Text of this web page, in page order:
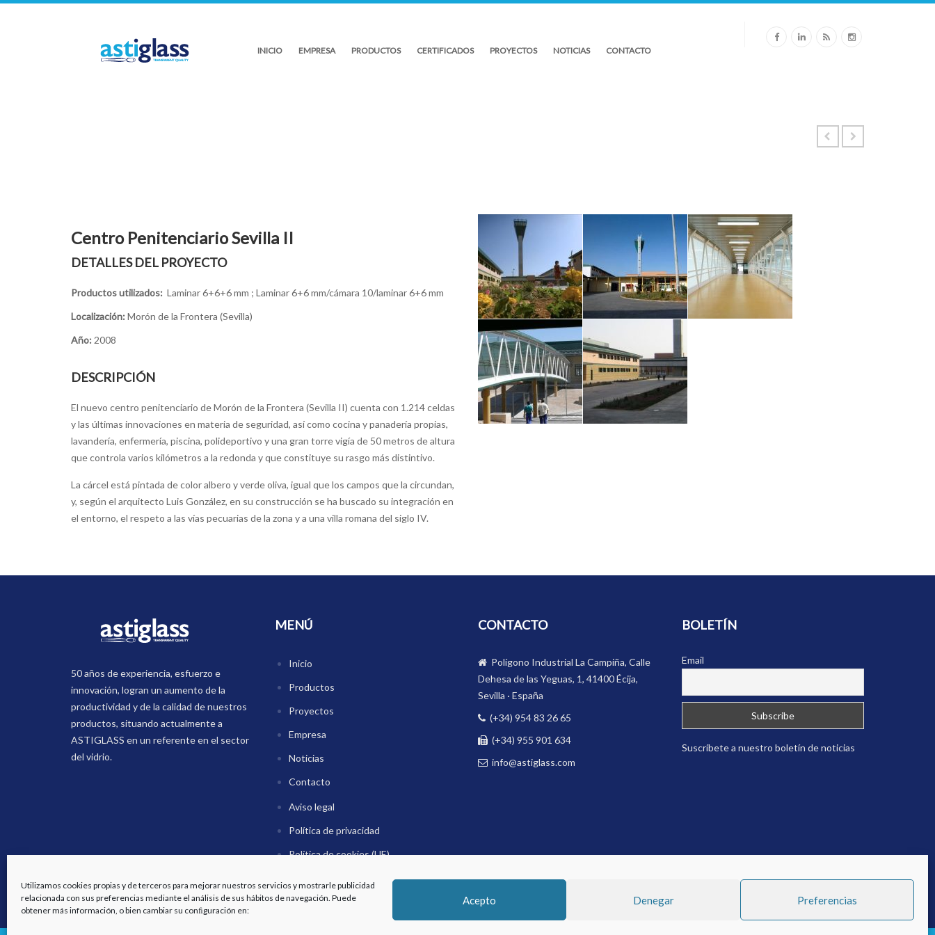
Utilizamos cookies propias y de terceros para mejorar nuestros servicios y mostrarle publicidad
relacionada con sus preferencias mediante el análisis de sus hábitos de navegación. Puede
obtener más información, o bien cambiar su conﬁguración en:
Acepto Denegar Preferencias
INICIO EMPRESA PRODUCTOS CERTIFICADOS PROYECTOS NOTICIAS CONTACTO
Centro Penitenciario Sevilla II
DETALLES DEL PROYECTO
Productos utilizados: Laminar 6+6+6 mm ; Laminar 6+6 mm/cámara 10/laminar 6+6 mm
Localización: Morón de la Frontera (Sevilla)
Año: 2008
DESCRIPCIÓN
El nuevo centro penitenciario de Morón de la Frontera (Sevilla II) cuenta con 1.214 celdas
y las últimas innovaciones en materia de seguridad, así­ como cocina y panaderí­a propias,
lavanderí­a, enfermerí­a, piscina, polideportivo y una gran torre vigí­a de 50 metros de altura
que controla varios kilómetros a la redonda y que constituye su rasgo más distintivo.
La cárcel está pintada de color albero y verde oliva, igual que los campos que la circundan,
y, según el arquitecto Luis González, en su construcción se ha buscado su integración en
el entorno, el respeto a las ví­as pecuarias de la zona y a una villa romana del siglo IV.
50 años de experiencia, esfuerzo e
innovación, logran un aumento de la
productividad y de la calidad de nuestros
productos, situando actualmente a
ASTIGLASS en un referente en el sector
del vidrio.
MENÚ
Inicio
Productos
Proyectos
Empresa
Noticias
Contacto
Aviso legal
Política de privacidad
Política de cookies (UE)
CONTACTO
Polígono Industrial La Campiña, Calle
Dehesa de las Yeguas, 1, 41400 Écija,
Sevilla · España
(+34) 954 83 26 65
(+34) 955 901 634
info@astiglass.com
BOLETÍN
Email
Suscríbete a nuestro boletín de noticias